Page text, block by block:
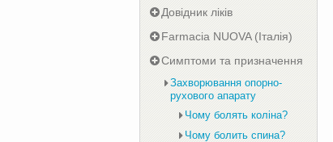
Довідник ліків
Farmacia NUOVA (Італія)
Симптоми та призначення
Захворювання опорно-
рухового апарату
Чому болять коліна?
Чому болить спина?